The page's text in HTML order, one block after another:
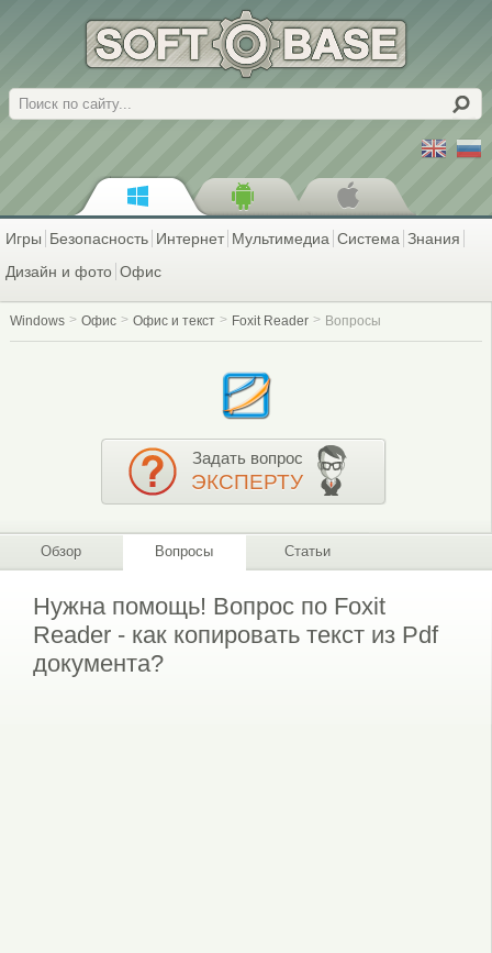
Поиск
Игры Безопасность Интернет Мультимедиа Система Знания
Дизайн и фото Офис
Windows Офис Офис и текст Foxit Reader Вопросы
Задать вопрос
ЭКСПЕРТУ
Обзор Вопросы Статьи
Нужна помощь! Вопрос по Foxit
Reader - как копировать текст из Pdf
документа?